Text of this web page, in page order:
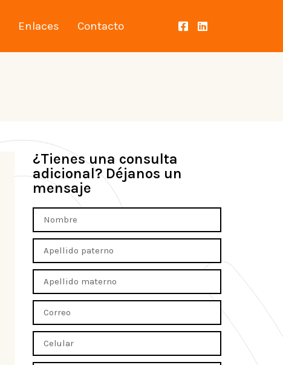
Enlaces Contacto
¿Tienes una consulta
adicional? Déjanos un
mensaje